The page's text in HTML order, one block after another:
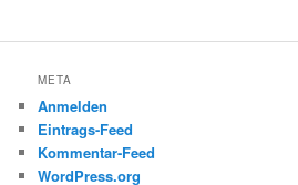
META
Anmelden
Eintrags-Feed
Kommentar-Feed
WordPress.org